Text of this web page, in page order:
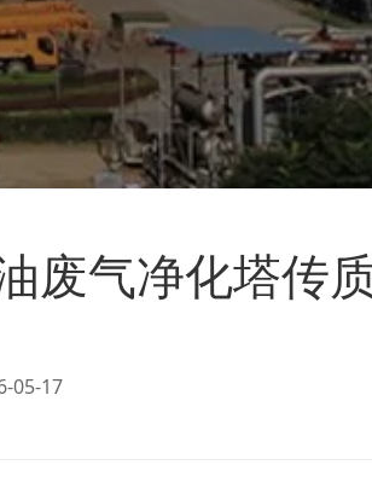
废气净化塔传
05-17